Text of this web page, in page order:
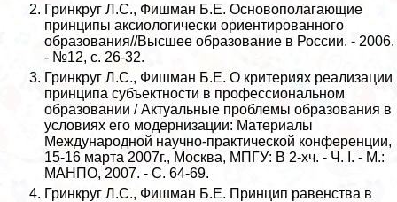
Гринкруг Л.С., Фишман Б.Е. Основополагающие
принципы аксиологически ориентированного
образования//Высшее образование в России. - 2006.
‑ №12, с. 26-32.
Гринкруг Л.С., Фишман Б.Е. О критериях реализации
принципа субъектности в профессиональном
образовании / Актуальные проблемы образования в
условиях его модернизации: Материалы
Международной научно-пpaктической конференции,
15-16 марта 2007г., Москва, МПГУ: В 2-хч. - Ч. I. - М.:
МАНПО, 2007. - С. 64-69.
Гринкруг Л.С., Фишман Б.Е. Принцип равенства в